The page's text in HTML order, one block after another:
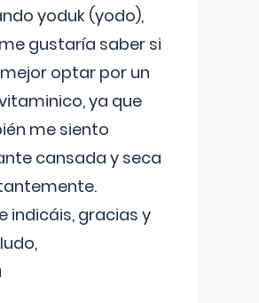
yoduk (yodo),
gustaría saber si
optar por un
ya que
me siento
cansada y seca
indicáis, gracias y